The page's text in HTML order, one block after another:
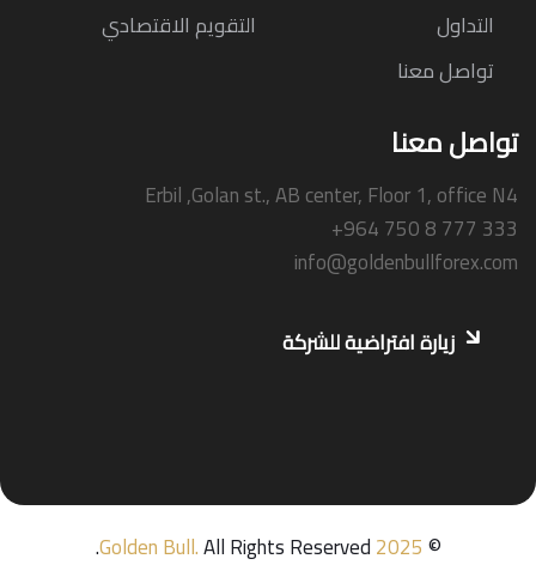
التداول
التقويم الاقتصادي
تواصل معنا
تواصل معنا
Erbil ,Golan st., AB center, Floor 1, office N4
+964 750 8 777 333
info@goldenbullforex.com
زيارة افتراضية للشركة
©
2025
Golden Bull.All Rights Reserved.